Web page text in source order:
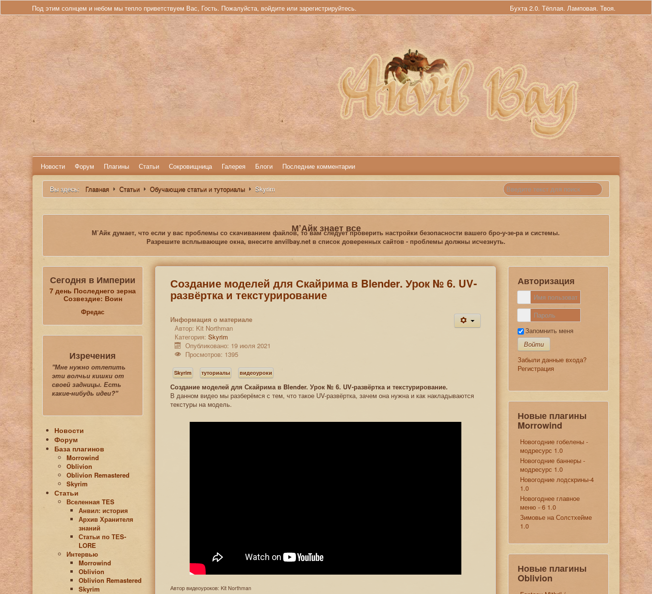
Под этим солнцем и небом мы тепло приветствуем Вас, Гость. Пожалуйста, войдите или зарегистрируйтесь. Бухта 2.0. Тёплая. Ламповая. Твоя.
Новости Форум Плагины Статьи Сокровищница Галерея Блоги Последние комментарии
Вы здесь: Главная Статьи Обучающие статьи и туториалы Skyrim
М’Айк знает все
М’Айк думает, что если у вас проблемы со скачиванием файлов, то вам следует проверить настройки безопасности вашего бро-у-зе-ра и системы.
Разрешите всплывающие окна, внесите anvilbay.net в список доверенных сайтов - проблемы должны исчезнуть.
Сегодня в Империи
7 день Последнего зерна
Созвездие: Воин
Фредас
Изречения
"Мне нужно отлепить
эти волчьи кишки от
своей задницы. Есть
какие-нибудь идеи?"
Новости
Форум
База плагинов
Morrowind
Oblivion
Oblivion Remastered
Skyrim
Статьи
Вселенная TES
Анвил: история
Архив Хранителя
знаний
Статьи по ТЕS-
LORE
Интервью
Morrowind
Oblivion
Oblivion Remastered
Skyrim
Создание моделей для Скайрима в Blender. Урок № 6. UV-
развёртка и текстурирование
Информация о материале
Автор: Kit Northman
Категория:Skyrim
Опубликовано: 19 июля 2021
Просмотров: 1395
Skyrim туториалы видеоуроки
Создание моделей для Скайрима в Blender. Урок № 6. UV-развёртка и текстурирование.
В данном видео мы разберёмся с тем, что такое UV-развёртка, зачем она нужна и как накладываются
текстуры на модель.
Автор видеоуроков: Kit Northman
Авторизация
Запомнить меня
Войти
Забыли данные входа?
Регистрация
Новые плагины
Morrowind
Новогодние гобелены -
модресурс 1.0
Новогодние баннеры -
модресурс 1.0
Новогодние лодскрины-4
1.0
Новогоднее главное
меню - 6 1.0
Зимовье на Солстхейме
1.0
Новые плагины
Oblivion